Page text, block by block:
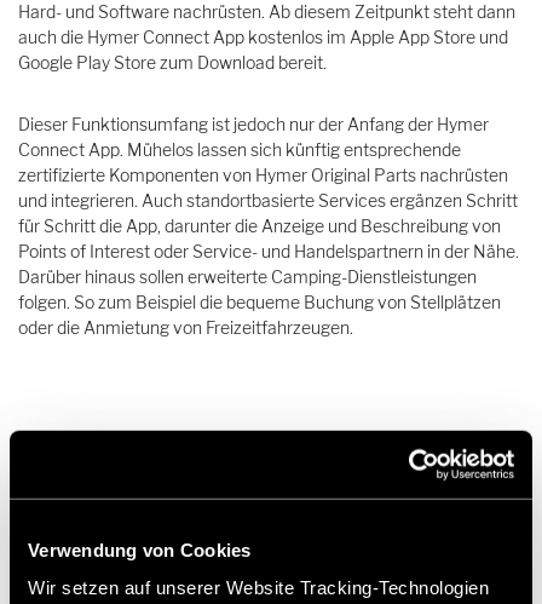
Verwendung von Cookies
Wir setzen auf unserer Website Tracking-Technologien
Hard- und Software nachrüsten. Ab diesem Zeitpunkt steht dann
auch die Hymer Connect App kostenlos im Apple App Store und
Google Play Store zum Download bereit.
Dieser Funktionsumfang ist jedoch nur der Anfang der Hymer
Connect App. Mühelos lassen sich künftig entsprechende
zertifizierte Komponenten von Hymer Original Parts nachrüsten
und integrieren. Auch standortbasierte Services ergänzen Schritt
für Schritt die App, darunter die Anzeige und Beschreibung von
Points of Interest oder Service- und Handelspartnern in der Nähe.
Darüber hinaus sollen erweiterte Camping-Dienstleistungen
folgen. So zum Beispiel die bequeme Buchung von Stellplätzen
oder die Anmietung von Freizeitfahrzeugen.
Bitte erlauben Sie die Marketing Cookies um dieses
Video anzuzeigen